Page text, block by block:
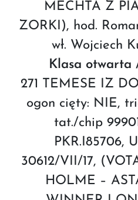
MECHTA Z
ZORKI), hod.
wł. Wojciech
Klasa otwarta
271 TEMESE IZ
ogon cięty: NIE,
tat./chip
PKR.I85706,
30612/VII/17,
HOLME –